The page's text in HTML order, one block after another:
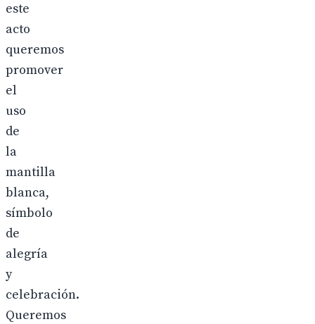
este
acto
queremos
promover
el
uso
de
la
mantilla
blanca,
símbolo
de
alegría
y
celebración.
Queremos